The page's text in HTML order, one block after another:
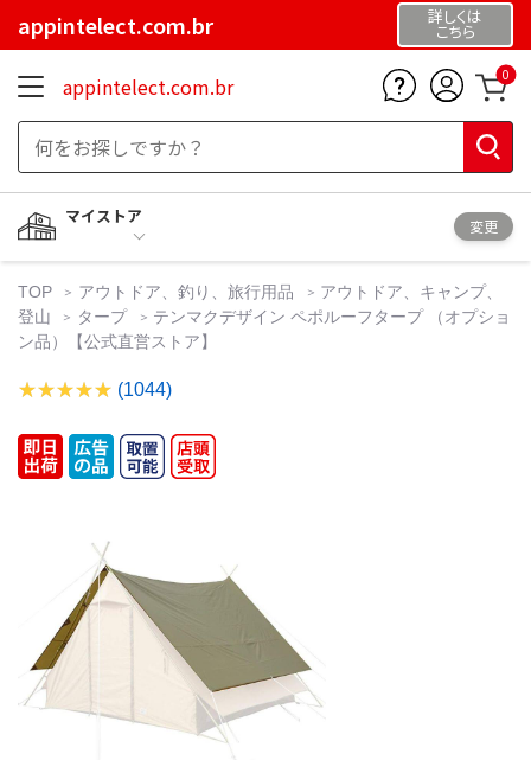
appintelect.com.br 詳しくは
こちら
appintelect.com.br 0
マイストア
変更
TOP アウトドア、釣り、旅行用品
アウトドア、キャンプ、
登山
タープ
テンマクデザイン ペポルーフタープ （オプショ
ン品）【公式直営ストア】
(1044)